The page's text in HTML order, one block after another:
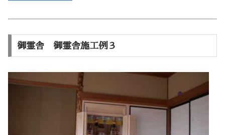
御霊舎 御霊舎施工例３